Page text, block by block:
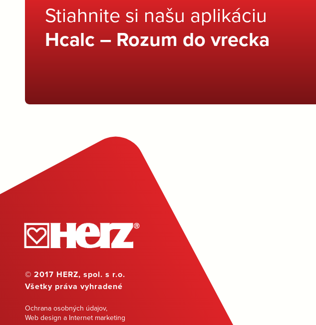
Stiahnite si našu aplikáciu
Hcalc – Rozum do vrecka
© 2017 HERZ, spol. s r.o.
Všetky práva vyhradené
Ochrana osobných údajov,
Web design a Internet marketing